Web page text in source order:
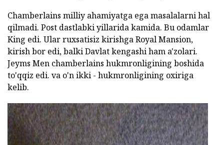
Chamberlains milliy ahamiyatga ega masalalarni hal
qilmadi. Post dastlabki yillarida kamida. Bu odamlar
King edi. Ular ruxsatisiz kirishga Royal Mansion,
kirish bor edi, balki Davlat kengashi ham a'zolari.
Jeyms Men chamberlains hukmronligining boshida
to'qqiz edi. va o'n ikki - hukmronligining oxiriga
kelib.